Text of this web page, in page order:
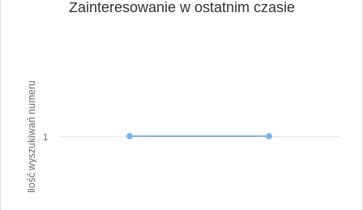
Ilość wyszukiwań numeru
Zainteresowanie w ostatnim czasie
1